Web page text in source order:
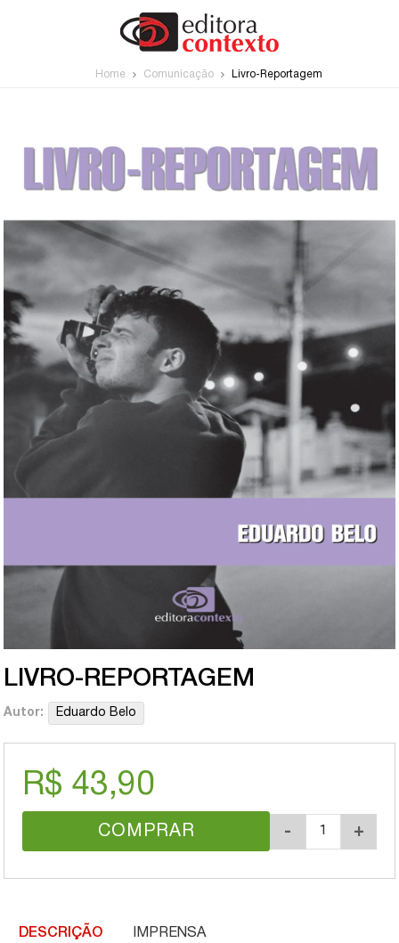
Home Comunicação Livro-Reportagem
LIVRO-REPORTAGEM
Autor: Eduardo Belo
R$ 43,90
COMPRAR - +
DESCRIÇÃO IMPRENSA